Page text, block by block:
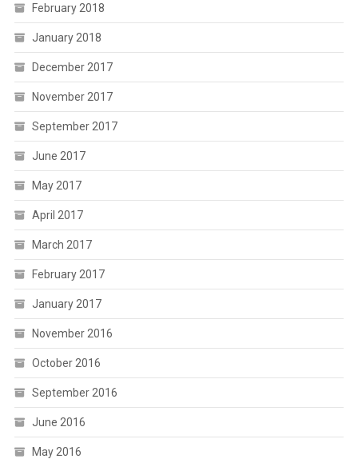
February 2018
January 2018
December 2017
November 2017
September 2017
June 2017
May 2017
April 2017
March 2017
February 2017
January 2017
November 2016
October 2016
September 2016
June 2016
May 2016